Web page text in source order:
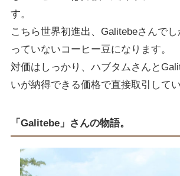
す。
こちら世界初進出、Galitebeさんで
っていないコーヒー豆になります。
対価はしっかり、ハブタムさんと
いが納得できる価格で直接取引してい
「Galitebe」さんの物語。